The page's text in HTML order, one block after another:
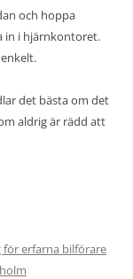
och hoppa
in i hjärnkontoret.
det bästa om det
aldrig är rädd att
erfarna bilförare